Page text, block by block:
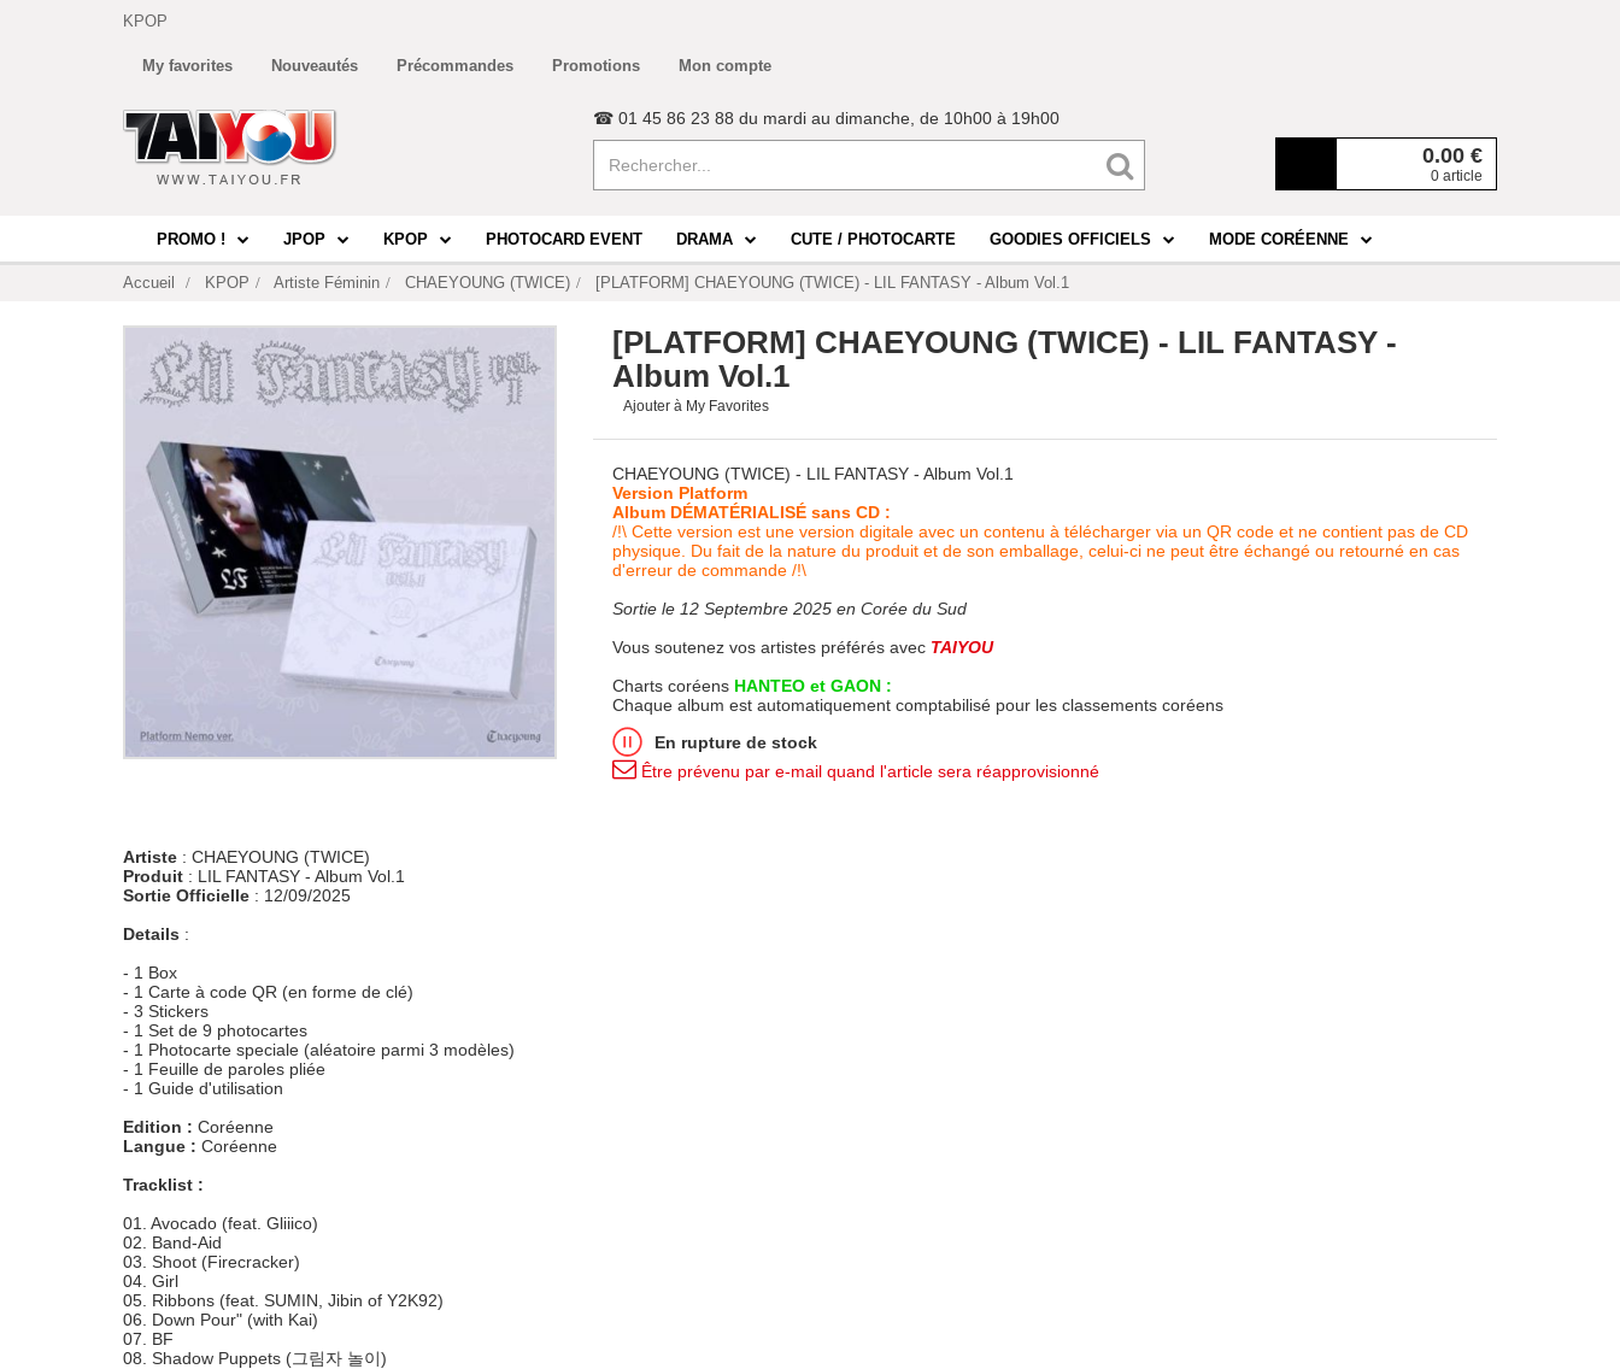
KPOP
My favorites Nouveautés Précommandes Promotions Mon compte
0.00 €
0 article
☎ 01 45 86 23 88 du mardi au dimanche, de 10h00 à 19h00
PROMO ! JPOP KPOP PHOTOCARD EVENT DRAMA CUTE / PHOTOCARTE GOODIES OFFICIELS MODE CORÉENNE
Accueil KPOP Artiste Féminin CHAEYOUNG (TWICE) [PLATFORM] CHAEYOUNG (TWICE) - LIL FANTASY - Album Vol.1
[PLATFORM] CHAEYOUNG (TWICE) - LIL FANTASY -
Album Vol.1
Ajouter à My Favorites
CHAEYOUNG (TWICE) - LIL FANTASY - Album Vol.1
Version Platform
Album DÉMATÉRIALISÉ sans CD :
/!\ Cette version est une version digitale avec un contenu à télécharger via un QR code et ne contient pas de CD
physique. Du fait de la nature du produit et de son emballage, celui-ci ne peut être échangé ou retourné en cas
d'erreur de commande /!\
Sortie le 12 Septembre 2025 en Corée du Sud
Vous soutenez vos artistes préférés avec TAIYOU
Charts coréens HANTEO et GAON :
Chaque album est automatiquement comptabilisé pour les classements coréens
En rupture de stock
Être prévenu par e-mail quand l'article sera réapprovisionné
Artiste : CHAEYOUNG (TWICE)
Produit : LIL FANTASY - Album Vol.1
Sortie Officielle : 12/09/2025
Details :
- 1 Box
- 1 Carte à code QR (en forme de clé)
- 3 Stickers
- 1 Set de 9 photocartes
- 1 Photocarte speciale (aléatoire parmi 3 modèles)
- 1 Feuille de paroles pliée
- 1 Guide d'utilisation
Edition : Coréenne
Langue : Coréenne
Tracklist :
01. Avocado (feat. Gliiico)
02. Band-Aid
03. Shoot (Firecracker)
04. Girl
05. Ribbons (feat. SUMIN, Jibin of Y2K92)
06. Down Pour" (with Kai)
07. BF
08. Shadow Puppets (그림자 놀이)